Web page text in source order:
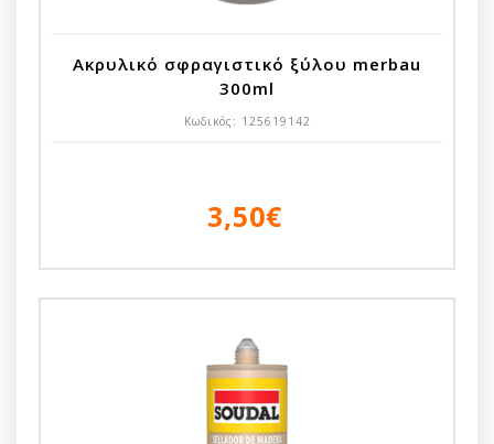
Ακρυλικό σφραγιστικό ξύλου merbau
300ml
Κωδικός: 125619142
3,50€